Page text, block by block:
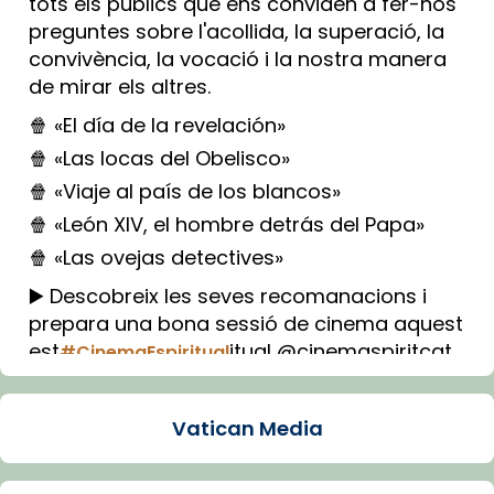
preguntes sobre l'acollida, la superació, la
convivència, la vocació i la nostra manera
de mirar els altres.
🍿 «El día de la revelación»
🍿 «Las locas del Obelisco»
🍿 «Viaje al país de los blancos»
🍿 «León XIV, el hombre detrás del Papa»
🍿 «Las ovejas detectives»
▶️ Descobreix les seves recomanacions i
prepara una bona sessió de cinema aquest
est#CinemaEspiritualitual @cinemaspiritcat
Imatge: Generada amb IA (OpenAI)
Vatican Media